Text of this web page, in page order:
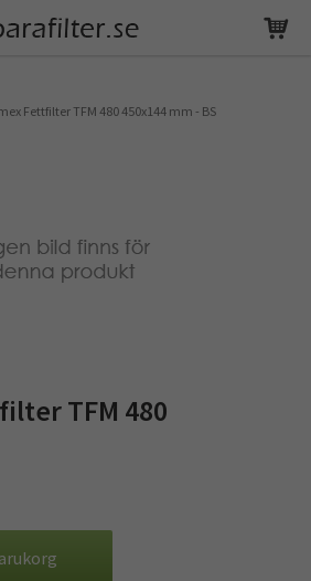
Fettfilter TFM 480 450x144 mm - BS
TFM 480